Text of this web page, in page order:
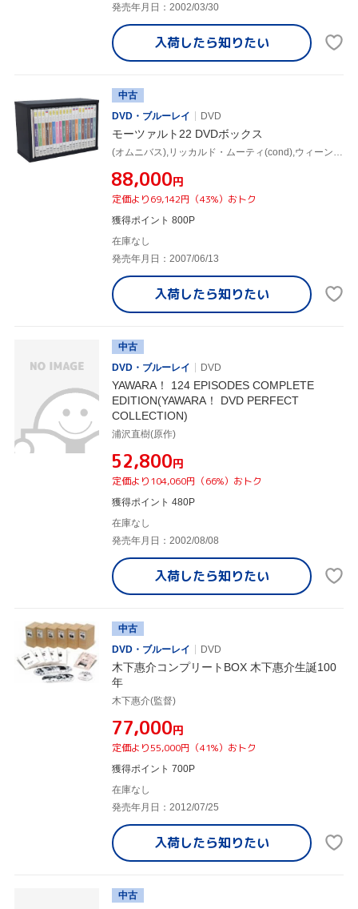
発売年月日：2002/03/30
入荷したら知りたい
中古
DVD・ブルーレイ
DVD
モーツァルト22 DVDボックス
¥88,000円
定価より69,142円（43%）おトク
獲得ポイント 800P
在庫なし
発売年月日：2007/06/13
入荷したら知りたい
中古
DVD・ブルーレイ
DVD
YAWARA！ 124 EPISODES COMPLETE
EDITION(YAWARA！ DVD PERFECT
COLLECTION)
浦沢直樹(原作)
¥52,800円
定価より104,060円（66%）おトク
獲得ポイント 480P
在庫なし
発売年月日：2002/08/08
入荷したら知りたい
中古
DVD・ブルーレイ
DVD
木下惠介コンプリートBOX 木下惠介生誕100
年
木下惠介(監督)
¥77,000円
定価より55,000円（41%）おトク
獲得ポイント 700P
在庫なし
発売年月日：2012/07/25
入荷したら知りたい
中古